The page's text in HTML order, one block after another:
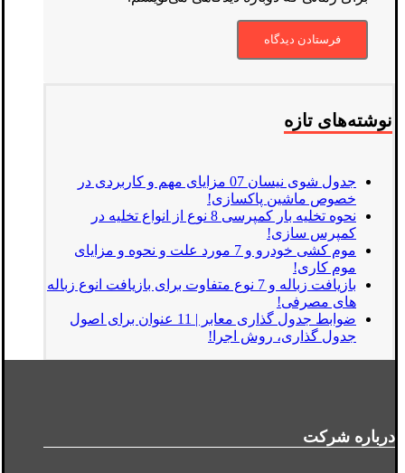
نوشته‌های تازه
جدول شوی نیسان 07 مزایای مهم و کاربردی در
خصوص ماشین پاکسازی!
نحوه تخلیه بار کمپرسی 8 نوع از انواع تخلیه در
کمپرس سازی!
موم کشی خودرو و 7 مورد علت و نحوه و مزایای
موم کاری!
بازیافت زباله و 7 نوع متفاوت برای بازیافت انوع زباله
های مصرفی!
ضوابط جدول گذاری معابر | 11 عنوان برای اصول
جدول گذاری، روش اجرا!
درباره شرکت